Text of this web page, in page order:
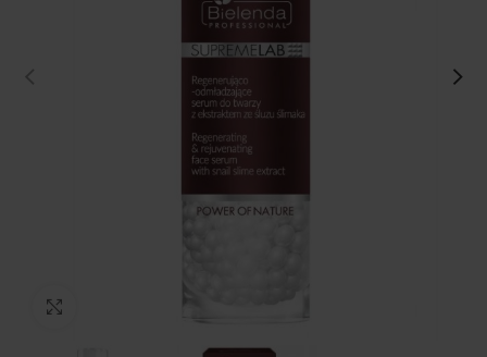
Kliknij, aby powiększyć